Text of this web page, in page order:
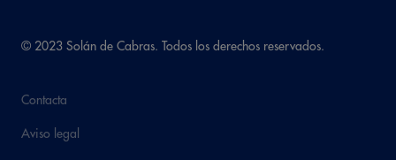
© 2023 Solán de Cabras. Todos los derechos reservados.
Contacta
Aviso legal